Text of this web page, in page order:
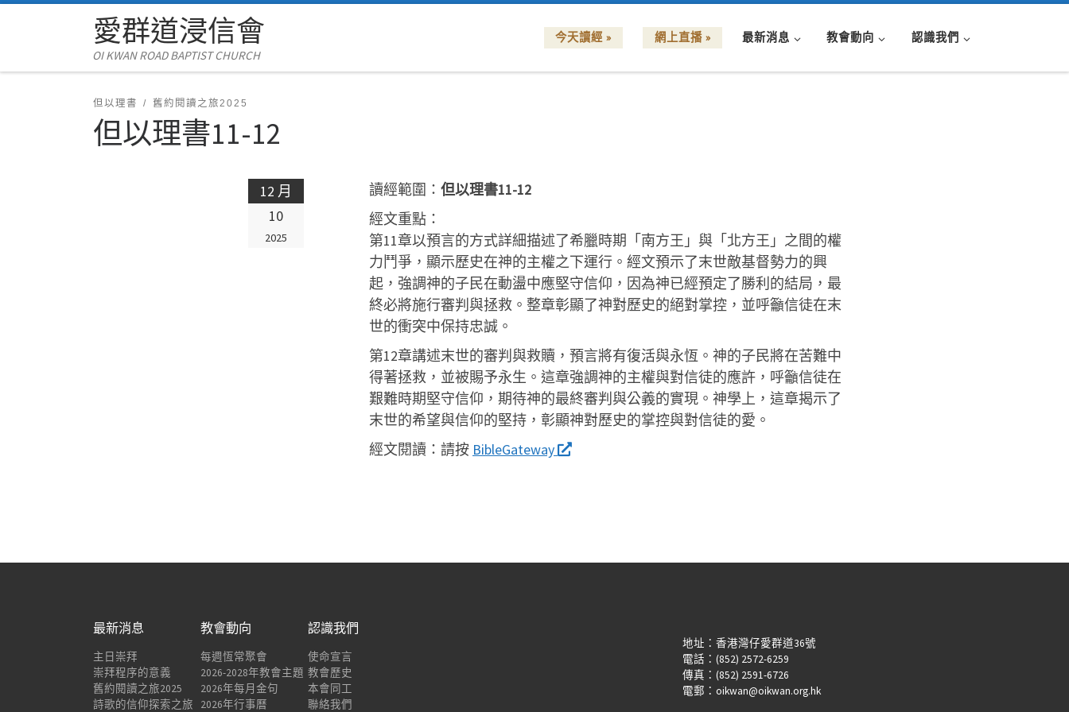
Skip to content愛群道浸信會
OI KWAN ROAD BAPTIST CHURCH
今天讀經 » 網上直播 » 最新消息 教會動向 認識我們
但以理書 舊約閱讀之旅2025
但以理書11-12
12 月
10
2025
讀經範圍： 但以理書11-12
經文重點：
第11章以預言的方式詳細描述了希臘時期「南方王」與「北方王」之間的權
力鬥爭，顯示歷史在神的主權之下運行。經文預示了末世敵基督勢力的興
起，強調神的子民在動盪中應堅守信仰，因為神已經預定了勝利的結局，最
終必將施行審判與拯救。整章彰顯了神對歷史的絕對掌控，並呼籲信徒在末
世的衝突中保持忠誠。
第12章講述末世的審判與救贖，預言將有復活與永恆。神的子民將在苦難中
得著拯救，並被賜予永生。這章強調神的主權與對信徒的應許，呼籲信徒在
艱難時期堅守信仰，期待神的最終審判與公義的實現。神學上，這章揭示了
末世的希望與信仰的堅持，彰顯神對歷史的掌控與對信徒的愛。
經文閱讀： 請按 BibleGateway
最新消息
主日崇拜
崇拜程序的意義
舊約閱讀之旅2025
詩歌的信仰探索之旅
教會動向
每週恆常聚會
2026-2028年教會主題
2026年每月金句
2026年行事曆
認識我們
使命宣言
教會歷史
本會同工
聯絡我們
地址：香港灣仔愛群道36號
電話：(852) 2572-6259
傳真：(852) 2591-6726
電郵：oikwan@oikwan.org.hk